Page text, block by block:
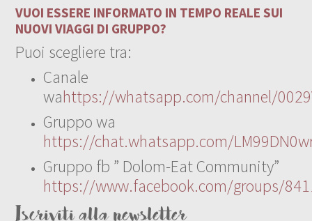
VUOI ESSERE INFORMATO IN TEMPO REALE SUI
NUOVI VIAGGI DI GRUPPO?
Puoi scegliere tra:
Canale
wahttps://whatsapp.com/channel/
Gruppo wa
https://chat.whatsapp.com/
Gruppo fb ” Dolom-Eat Community”
https://www.facebook.com/groups/